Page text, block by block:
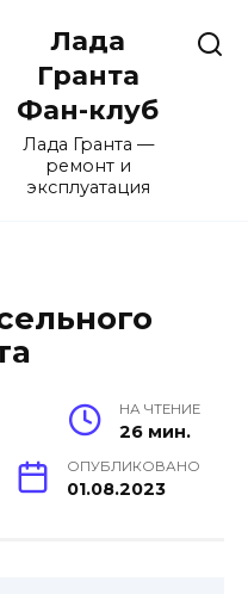
Лада
Гранта
Фан-клуб
Лада Гранта —
ремонт и
эксплуатация
НА ЧТЕНИЕ
26 мин.
ОПУБЛИКОВАНО
01.08.2023